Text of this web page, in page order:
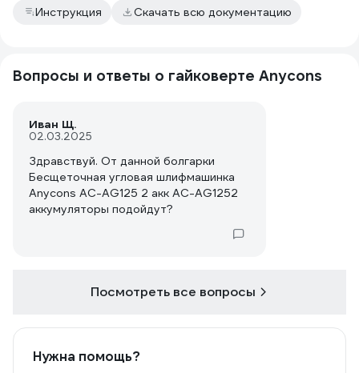
Инструкция Скачать всю документацию
Вопросы и ответы о гайковерте Anycons
Иван Щ.
02.03.2025
Здравствуй. От данной болгарки
Бесщеточная угловая шлифмашинка
Anycons AC-AG125 2 акк AC-AG1252
аккумуляторы подойдут?
Посмотреть все вопросы
Нужна помощь?